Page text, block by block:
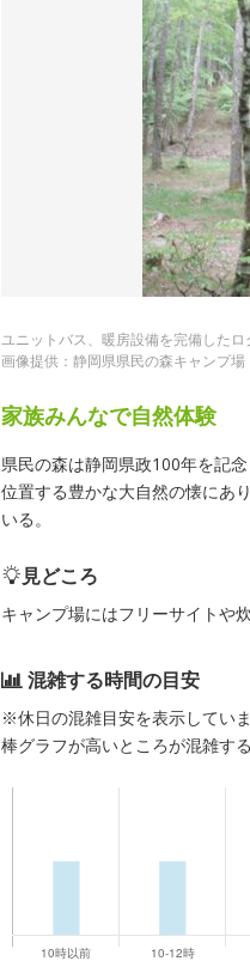
ユニットバス、暖房設備を完備したロ
画像提供：静岡県県民の森キャンプ場
家族みんなで自然体験
県民の森は静岡県政100年を記
位置する豊かな大自然の懐にあ
いる。
見どころ
キャンプ場にはフリーサイトや
混雑する時間の目安
※休日の混雑目安を表示していま
棒グラフが高いところが混雑す